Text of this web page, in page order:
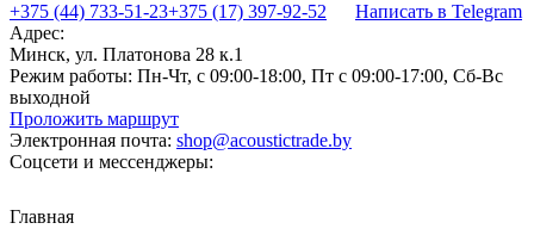
+375 (44) 733-51-23+375 (17) 397-92-52
Написать в Telegram
Адрес:
Минск, ул. Платонова 28 к.1
Режим работы: Пн-Чт, с 09:00-18:00, Пт с 09:00-17:00, Сб-Вс
выходной
Проложить маршрут
Электронная почта: shop@acoustictrade.by
Соцсети и мессенджеры:
Главная